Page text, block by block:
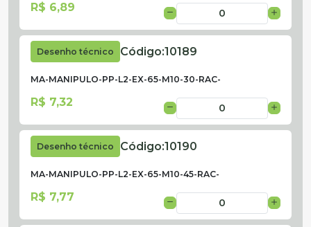
R$ 6,89
Desenho técnico Código:10189
MA-MANIPULO-PP-L2-EX-65-M10-30-RAC-
R$ 7,32
Desenho técnico Código:10190
MA-MANIPULO-PP-L2-EX-65-M10-45-RAC-
R$ 7,77